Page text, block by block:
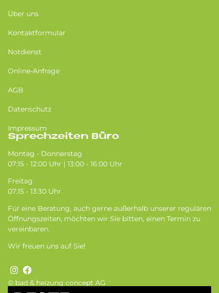
© bad & heizung concept AG
Über uns
Kontaktformular
Notdienst
Online-Anfrage
AGB
Datenschutz
Impressum
Sprechzeiten Büro
Montag - Donnerstag
07:15 - 12:00 Uhr | 13:00 - 16:00 Uhr
Freitag
07:15 - 13:30 Uhr
Für eine Beratung, auch gerne außerhalb unserer regulären
Öffnungszeiten, möchten wir Sie bitten, einen Termin zu
vereinbaren.
Wir freuen uns auf Sie!